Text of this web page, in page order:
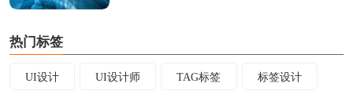
热门标签
UI设计 UI设计师 TAG标签 标签设计